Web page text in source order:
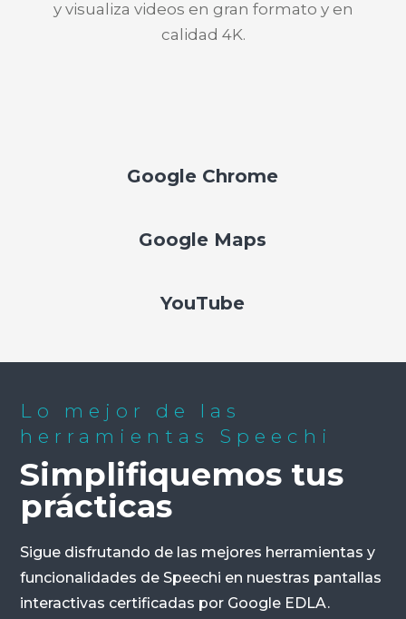
y visualiza videos en gran formato y en
calidad 4K.
Google Chrome
Google Maps
YouTube
Lo mejor de las
herramientas Speechi
Simplifiquemos tus
prácticas
Sigue disfrutando de las mejores herramientas y
funcionalidades de Speechi en nuestras pantallas
interactivas certificadas por Google EDLA.